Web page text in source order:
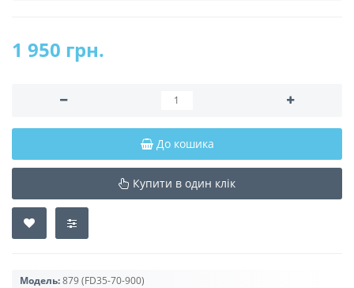
1 950 грн.
До кошика
Купити в один клік
Модель:879 (FD35-70-900)